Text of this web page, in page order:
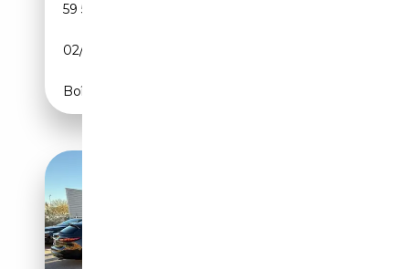
59 500 km
02/2008
Boîte automatique